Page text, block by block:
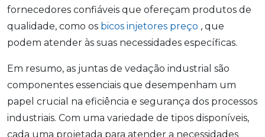
fornecedores confiáveis que ofereçam produtos de
qualidade, como os bicos injetores preço , que
podem atender às suas necessidades específicas.
Em resumo, as juntas de vedação industrial são
componentes essenciais que desempenham um
papel crucial na eficiência e segurança dos processos
industriais. Com uma variedade de tipos disponíveis,
cada uma projetada para atender a necessidades